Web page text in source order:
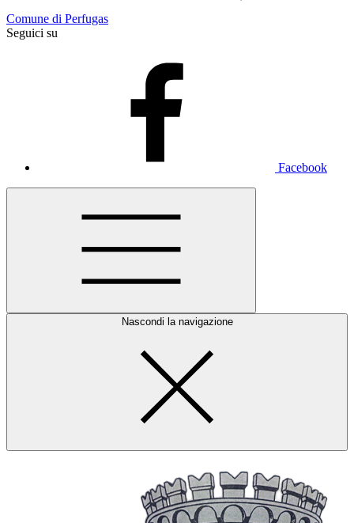
Comune di Perfugas
Seguici su
Facebook
Nascondi la navigazione